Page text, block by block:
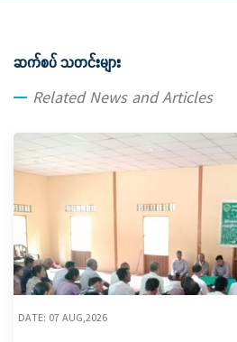
ဆက်စပ် သတင်းများ
Related News and Articles
DATE: 07 AUG,2026